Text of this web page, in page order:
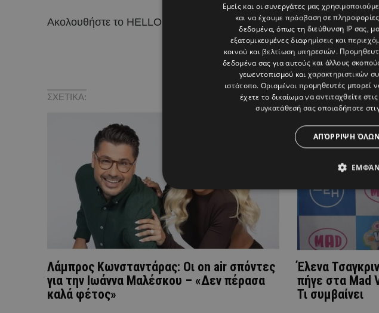
Ακολουθήστε το HELLO σε !
ΣΧΕΤΙΚΑ:
Λάμπρος Κωνσταντάρας: Οι on air σπόντες
για την Ιωάννα Μαλέσκου – «Δεν πέρασα
καλά φέτος»
Έλενα
πήγε στα Mad
Τι συμβαίνει
Εμείς και οι συνεργάτες μας
και να έχουμε πρόσβαση σε
δεδομένα, όπως τη διεύθυνση IP σας,
εξατομικευμένες διαφημίσεις και
κοινού και βελτίωση υπηρεσιών.
δεδομένα σας για αυτούς και άλλους
γεωεντοπισμού και χαρακτηριστικών
ιστότοπο. Ορισμένοι προμηθευτές μπορεί
έχετε το δικαίωμα να αντιταχθείτε στις
συγκατάθεσή σας οποιαδήποτε
ΑΠΌΡΡΙΨΗ ΌΛΩΝ